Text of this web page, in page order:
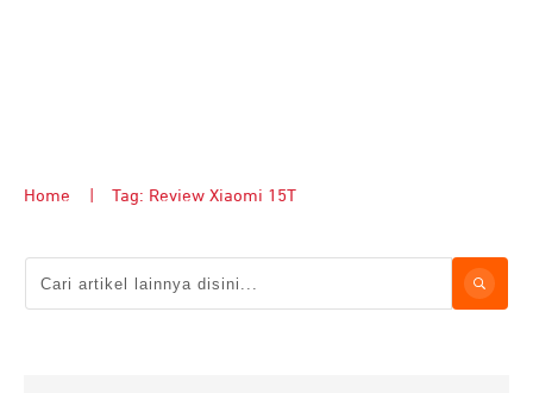
Home Tag: Review Xiaomi 15T